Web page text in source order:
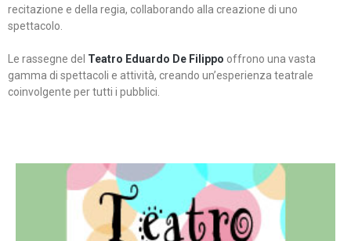
recitazione e della regia, collaborando alla creazione di uno
spettacolo.
Le rassegne del Teatro Eduardo De Filippo offrono una vasta
gamma di spettacoli e attività, creando un’esperienza teatrale
coinvolgente per tutti i pubblici.
Continua